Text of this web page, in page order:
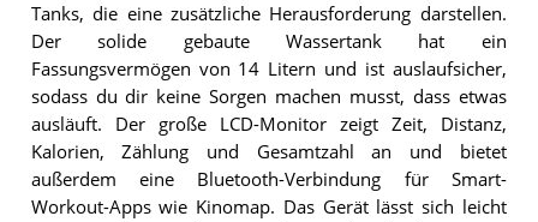
Tanks, die eine zusätzliche Herausforderung darstellen.
Der solide gebaute Wassertank hat ein
Fassungsvermögen von 14 Litern und ist auslaufsicher,
sodass du dir keine Sorgen machen musst, dass etwas
ausläuft. Der große LCD-Monitor zeigt Zeit, Distanz,
Kalorien, Zählung und Gesamtzahl an und bietet
außerdem eine Bluetooth-Verbindung für Smart-
Workout-Apps wie Kinomap. Das Gerät lässt sich leicht